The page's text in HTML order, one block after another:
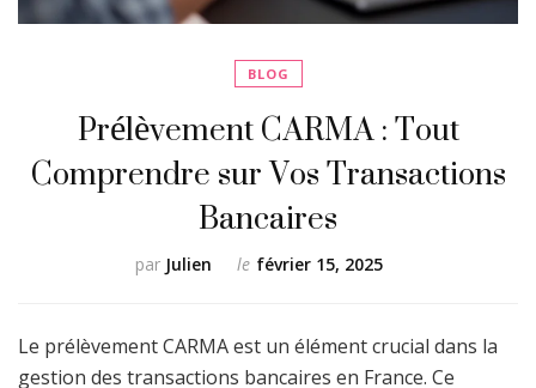
BLOG
Prélèvement CARMA : Tout
Comprendre sur Vos Transactions
Bancaires
par Julien le février 15, 2025
Le prélèvement CARMA est un élément crucial dans la
gestion des transactions bancaires en France. Ce